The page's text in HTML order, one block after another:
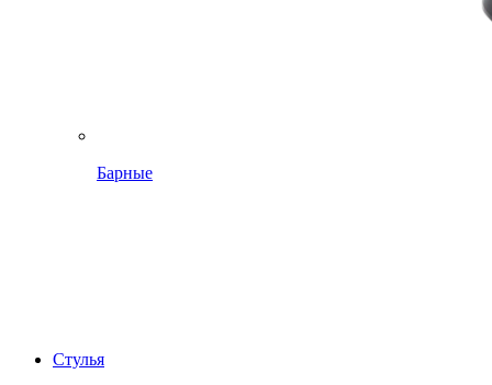
Барные
Стулья